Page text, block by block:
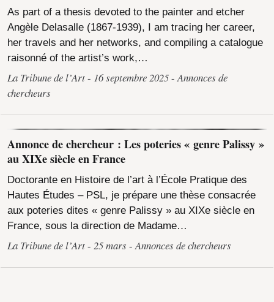
As part of a thesis devoted to the painter and etcher
Angèle Delasalle (1867-1939), I am tracing her career,
her travels and her networks, and compiling a catalogue
raisonné of the artist’s work,…
La Tribune de l’Art 16 septembre 2025
Annonces de
chercheurs
Annonce de chercheur : Les poteries « genre Palissy »
au XIXe siècle en France
Doctorante en Histoire de l’art à l’École Pratique des
Hautes Études – PSL, je prépare une thèse consacrée
aux poteries dites « genre Palissy » au XIXe siècle en
France, sous la direction de Madame…
La Tribune de l’Art 25 mars Annonces de chercheurs